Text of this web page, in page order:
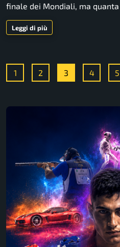
finale dei Mondiali, ma
Leggi di più
1 2 3 4 5